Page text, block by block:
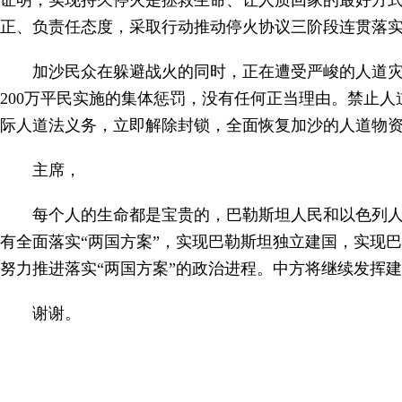
正、负责任态度，采取行动推动停火协议三阶段连贯落
加沙民众在躲避战火的同时，正在遭受严峻的人道
200万平民实施的集体惩罚，没有任何正当理由。禁止
际人道法义务，立即解除封锁，全面恢复加沙的人道物
主席，
每个人的生命都是宝贵的，巴勒斯坦人民和以色列
有全面落实“两国方案”，实现巴勒斯坦独立建国，实现
努力推进落实“两国方案”的政治进程。中方将继续发挥
谢谢。